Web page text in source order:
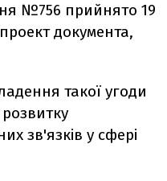
№756 прийнято 19
документа,
такої угоди
розвитку
зв'язків у сфері